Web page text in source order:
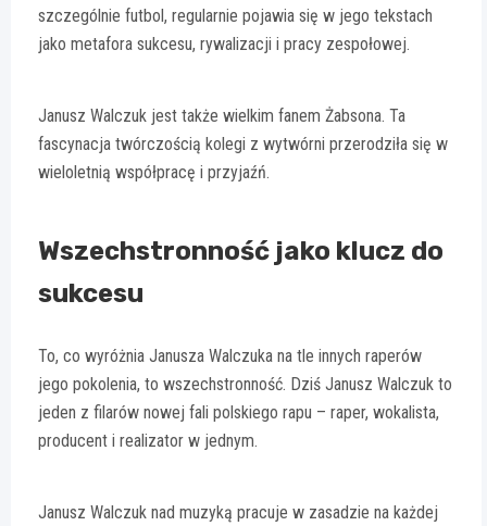
szczególnie futbol, regularnie pojawia się w jego tekstach
jako metafora sukcesu, rywalizacji i pracy zespołowej.
Janusz Walczuk jest także wielkim fanem Żabsona. Ta
fascynacja twórczością kolegi z wytwórni przerodziła się w
wieloletnią współpracę i przyjaźń.
Wszechstronność jako klucz do
sukcesu
To, co wyróżnia Janusza Walczuka na tle innych raperów
jego pokolenia, to wszechstronność. Dziś Janusz Walczuk to
jeden z filarów nowej fali polskiego rapu – raper, wokalista,
producent i realizator w jednym.
Janusz Walczuk nad muzyką pracuje w zasadzie na każdej